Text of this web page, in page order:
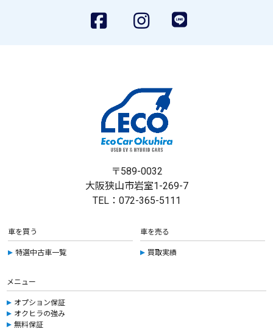
〒589-0032
大阪狭山市岩室1-269-7
TEL：072-365-5111
車を買う
特選中古車一覧
車を売る
買取実績
メニュー
オプション保証
オクヒラの強み
無料保証